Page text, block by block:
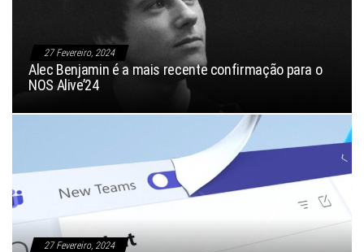
27 Fevereiro, 2024
Alec Benjamin é a mais recente confirmação para o
NOS Alive’24
27 Fevereiro, 2024